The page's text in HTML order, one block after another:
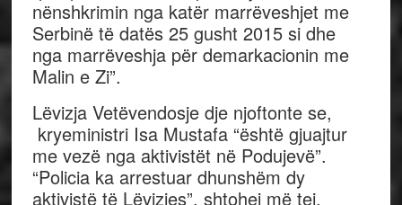
nënshkrimin nga katër marrëveshjet me
Serbinë të datës 25 gusht 2015 si dhe
nga marrëveshja për demarkacionin me
Malin e Zi”.
Lëvizja Vetëvendosje dje njoftonte se,
kryeministri Isa Mustafa “është gjuajtur
me vezë nga aktivistët në Podujevë”.
“Policia ka arrestuar dhunshëm dy
aktivistë të Lëvizjes”, shtohej më tej.